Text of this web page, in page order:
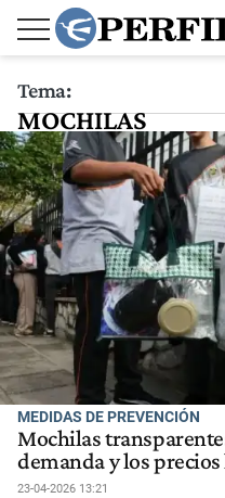
Tema:
MOCHILAS
MEDIDAS DE PREVENCIÓN
Mochilas
demanda y los
23-04-2026 13:21